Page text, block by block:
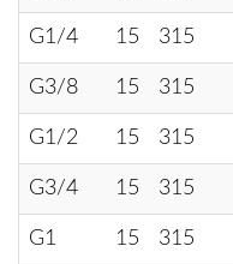
G1/4 15 315
G3/8 15 315
G1/2 15 315
G3/4 15 315
G1 15 315